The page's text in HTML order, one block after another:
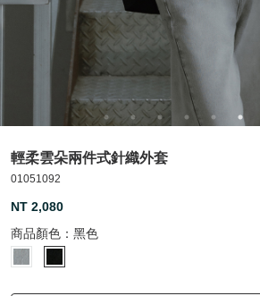
輕柔雲朵兩件式針織外套
01051092
NT 2,080
商品顏色： 黑色